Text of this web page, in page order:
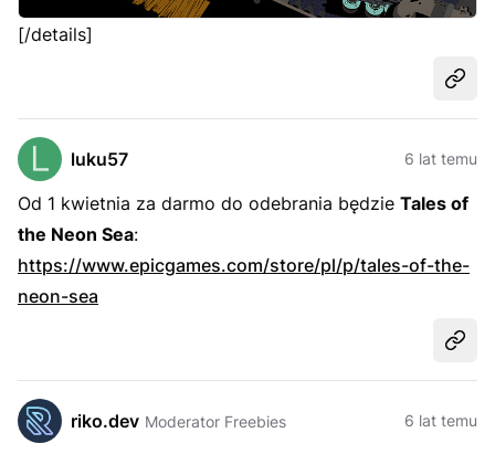
[/details]
luku57 6 lat temu
Od 1 kwietnia za darmo do odebrania będzie Tales of
the Neon Sea:
https://www.epicgames.com/store/pl/p/tales-of-the-
neon-sea
riko.dev Moderator Freebies 6 lat temu